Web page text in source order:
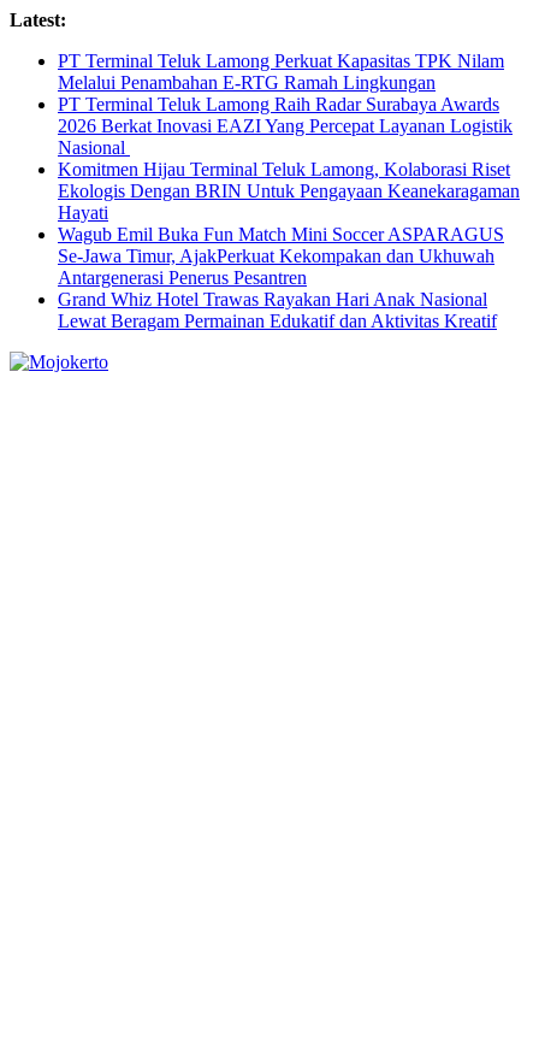
Skip
content
Latest:
PT Terminal Teluk Lamong Perkuat Kapasitas TPK Nilam
Melalui Penambahan E-RTG Ramah Lingkungan
PT Terminal Teluk Lamong Raih Radar Surabaya Awards
2026 Berkat Inovasi EAZI Yang Percepat Layanan Logistik
Nasional
Komitmen Hijau Terminal Teluk Lamong, Kolaborasi Riset
Ekologis Dengan BRIN Untuk Pengayaan Keanekaragaman
Hayati
Wagub Emil Buka Fun Match Mini Soccer ASPARAGUS
Se-Jawa Timur, AjakPerkuat Kekompakan dan Ukhuwah
Antargenerasi Penerus Pesantren
Grand Whiz Hotel Trawas Rayakan Hari Anak Nasional
Lewat Beragam Permainan Edukatif dan Aktivitas Kreatif